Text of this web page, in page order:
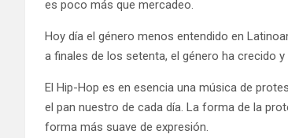
es poco más que mercadeo.
Hoy día el género menos entendido en
a finales de los setenta, el género ha crecido
El Hip-Hop es en esencia una música de
el pan nuestro de cada día. La forma de la
forma más suave de expresión.